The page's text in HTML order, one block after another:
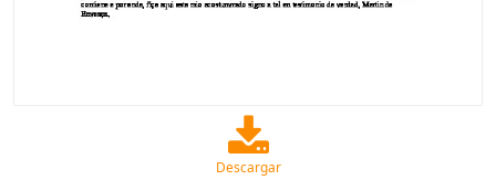
Descargar